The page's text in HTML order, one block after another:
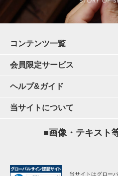
コンテンツ一覧
会員限定サービス
ヘルプ&ガイド
当サイトについて
■画像・テキスト
当サイトはグロー